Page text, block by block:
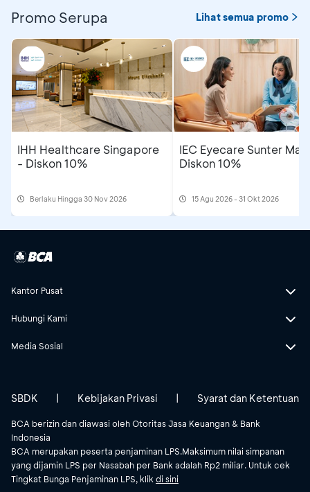
Promo Serupa Lihat semua promo
IHH Healthcare Singapore
- Diskon 10%
Berlaku Hingga 30 Nov 2026
IEC Eyecare Sunter
Diskon 10%
15 Agu 2026 - 31 Okt 2026
Kantor Pusat
Hubungi Kami
Media Sosial
BCA berizin dan diawasi oleh Otoritas Jasa Keuangan & Bank
Indonesia
BCA merupakan peserta penjaminan LPS.Maksimum nilai simpanan
yang dijamin LPS per Nasabah per Bank adalah Rp2 miliar. Untuk cek
Tingkat Bunga Penjaminan LPS, klikdi sini
SBDK Kebijakan Privasi Syarat dan Ketentuan